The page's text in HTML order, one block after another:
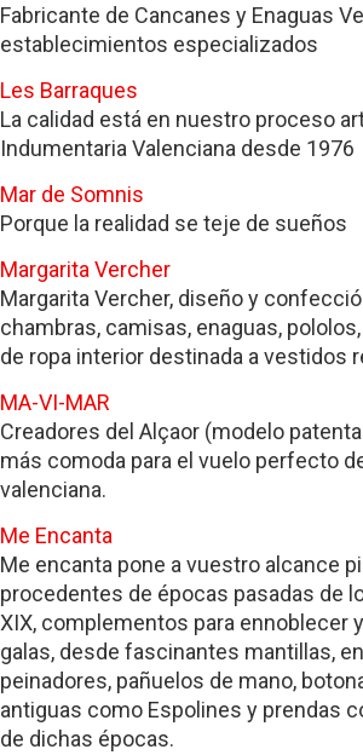
Fabricante de Cancanes y Enaguas
establecimientos especializados
Les Barraques
La calidad está en nuestro proceso
Indumentaria Valenciana desde 1976
Mar de Somnis
Porque la realidad se teje de sueños
Margarita Vercher
Margarita Vercher, diseño y
chambras, camisas, enaguas,
de ropa interior destinada a vestidos
MA-VI-MAR
Creadores del Alçaor (modelo
más comoda para el vuelo perfecto
valenciana.
Me Encanta
Me encanta pone a vuestro alcance
procedentes de épocas pasadas de
XIX, complementos para ennoblecer
galas, desde fascinantes mantillas,
peinadores, pañuelos de mano,
antiguas como Espolines y prendas
de dichas épocas.